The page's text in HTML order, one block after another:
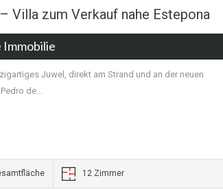
Villa zum Verkauf nahe Estepona
Immobilie
Juwel, direkt am Strand und an der neuen
de...
12 Zimmer